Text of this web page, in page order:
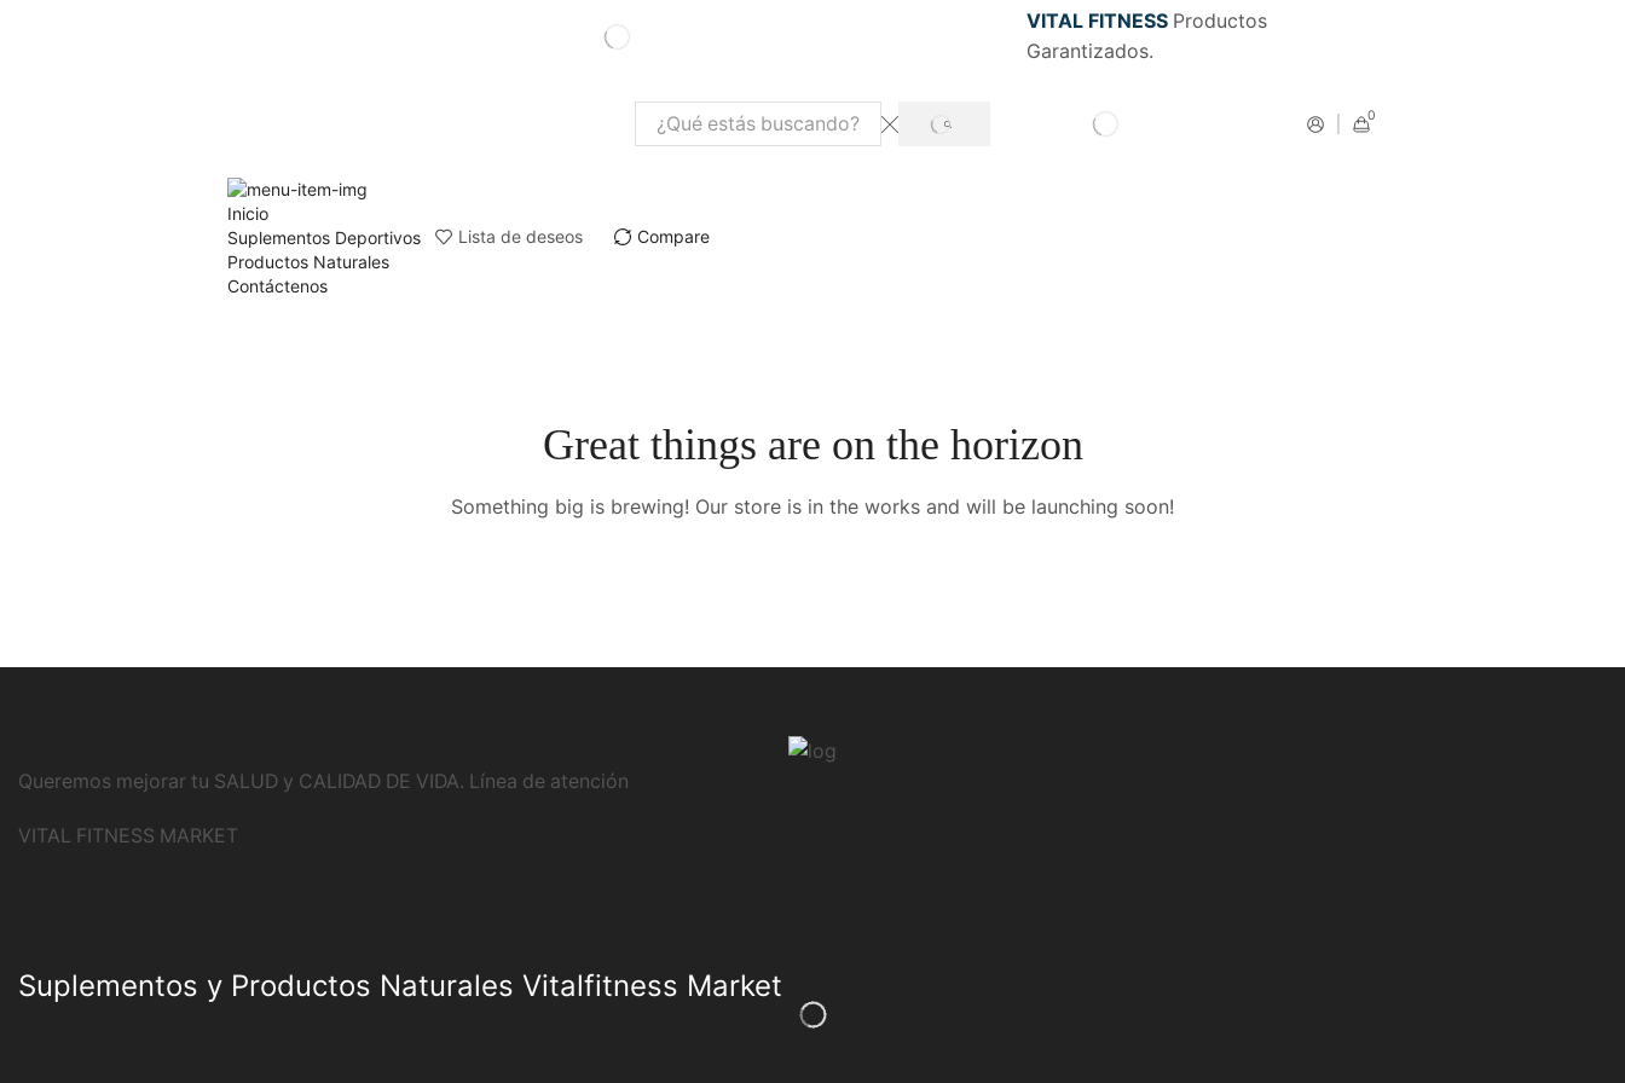
VITAL FITNESSProductos
Garantizados.
Search
SEARCH
0
Inicio
Suplementos Deportivos
Productos Naturales
Contáctenos
Lista de deseos Compare
Great things are on the horizon
Something big is brewing! Our store is in the works and will be launching soon!
Queremos mejorar tu SALUD y CALIDAD DE VIDA. Línea de atención
VITAL FITNESS MARKET
Suplementos y Productos Naturales Vitalfitness Market